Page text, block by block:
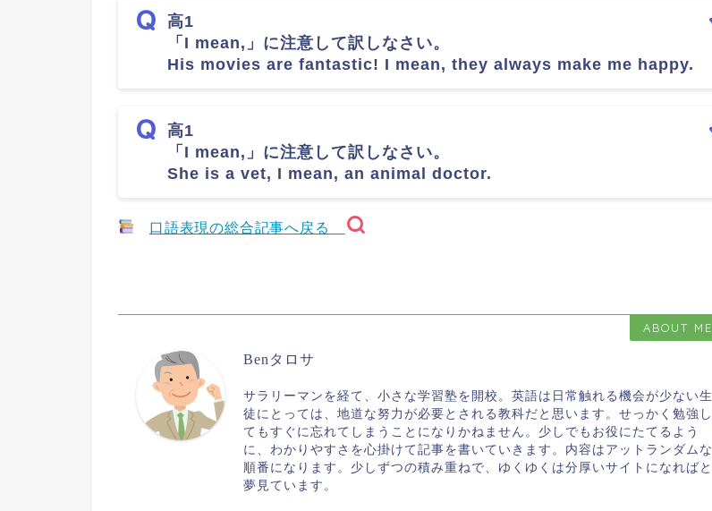
高1
「I mean,」に注意して訳しなさい。
His movies are fantastic! I mean, they always make me happy.
高1
「I mean,」に注意して訳しなさい。
She is a vet, I mean, an animal doctor.
口語表現の総合記事へ戻る
ABOUT ME
Benタロサ
サラリーマンを経て、小さな学習塾を開校。英語は日常触れる機会が少ない生
徒にとっては、地道な努力が必要とされる教科だと思います。せっかく勉強し
てもすぐに忘れてしまうことになりかねません。少しでもお役にたてるよう
に、わかりやすさを心掛けて記事を書いていきます。内容はアットランダムな
順番になります。少しずつの積み重ねで、ゆくゆくは分厚いサイトになればと
夢見ています。